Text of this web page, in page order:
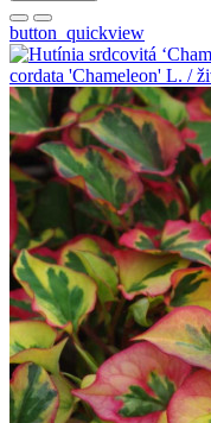
button_quickview